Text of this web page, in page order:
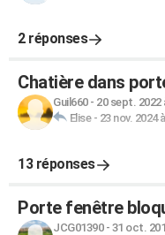
2 réponses
Chatière dans
Guil660- 20 sept. 2022
Elise- 23 nov. 2024
13 réponses
Porte fenêtre
JCG01390- 31 oct.